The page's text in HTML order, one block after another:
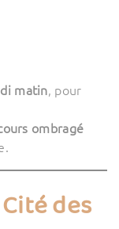
matin , pour
ombragé
des